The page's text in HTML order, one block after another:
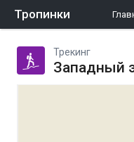
Тропинки
Трекинг
Западный